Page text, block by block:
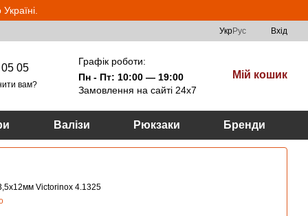
УкрРус Вхід
05
вам?
Графік роботи:
Пн - Пт: 10:00 — 19:00
Замовлення на сайті 24х7
Мій кошик
Валізи Рюкзаки Бренди
Victorinox 4.1325